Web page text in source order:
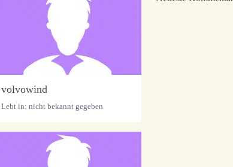
volvowind
Lebt in: nicht bekannt gegeben